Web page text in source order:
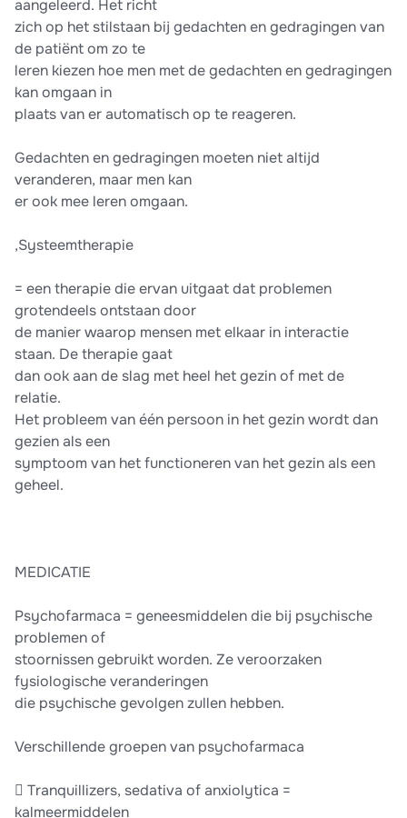
aangeleerd. Het richt
zich op het stilstaan bij gedachten en gedragingen van
de patiënt om zo te
leren kiezen hoe men met de gedachten en gedragingen
kan omgaan in
plaats van er automatisch op te reageren.
Gedachten en gedragingen moeten niet altijd
veranderen, maar men kan
er ook mee leren omgaan.
,Systeemtherapie
= een therapie die ervan uitgaat dat problemen
grotendeels ontstaan door
de manier waarop mensen met elkaar in interactie
staan. De therapie gaat
dan ook aan de slag met heel het gezin of met de
relatie.
Het probleem van één persoon in het gezin wordt dan
gezien als een
symptoom van het functioneren van het gezin als een
geheel.
MEDICATIE
Psychofarmaca = geneesmiddelen die bij psychische
problemen of
stoornissen gebruikt worden. Ze veroorzaken
fysiologische veranderingen
die psychische gevolgen zullen hebben.
Verschillende groepen van psychofarmaca
 Tranquillizers, sedativa of anxiolytica =
kalmeermiddelen